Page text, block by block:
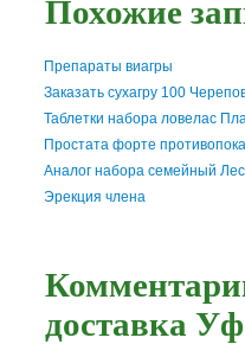
Похожие
Препараты виагры
Заказать сухагру 100
Таблетки набора ловелас
Простата форте
Аналог набора семейный
Эрекция члена
доставка